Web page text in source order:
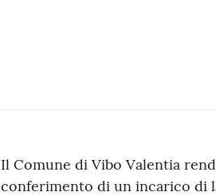
Contenuto
Il Comune di Vibo Valentia
conferimento di un incarico di